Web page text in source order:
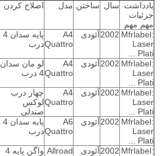
یادداشت
جزئیات
مهم مهم
سال ساختن مدل اصلاح کردن
Mfrlabel:
Laser
Plati ...
2002آئودی
A4
Quattro
پایه سدان 4
درب
Mfrlabel:
Laser
Plati ...
2002آئودی
A4
Quattro
لو مان سدان
4 درب
Mfrlabel:
Laser
Plati ...
2002آئودی
A4
Quattro
چهار درب
لوکس
صندلی
Mfrlabel:
Laser
Plati ...
2002آئودی
A6
Quattro
پایه سدان 4
درب
Mfrlabel:
2002آئودی
Allroad
واگن پایه 4